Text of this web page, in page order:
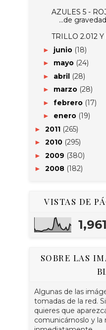
AZULES 5 -
...de
TRILLO 2.012
► junio (18)
► mayo (24)
► abril (28)
► marzo (28)
► febrero (17)
► enero (19)
► 2011 (265)
► 2010 (295)
► 2009 (380)
► 2008 (182)
VISTAS DE
SOBRE LAS
Algunas de las
tomadas de la red.
quieres que
comunicárnoslo y la